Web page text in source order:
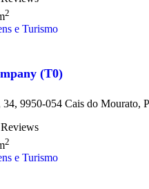
2
(T0)
9950-054 Cais do Mourato,
2